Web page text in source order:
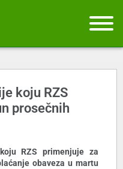
koju RZS
prosečnih
RZS primenjuje za
obaveza u martu